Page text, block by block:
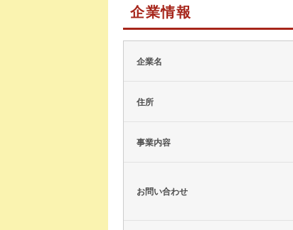
企業情報
企業名
住所
事業内容
お問い合わせ